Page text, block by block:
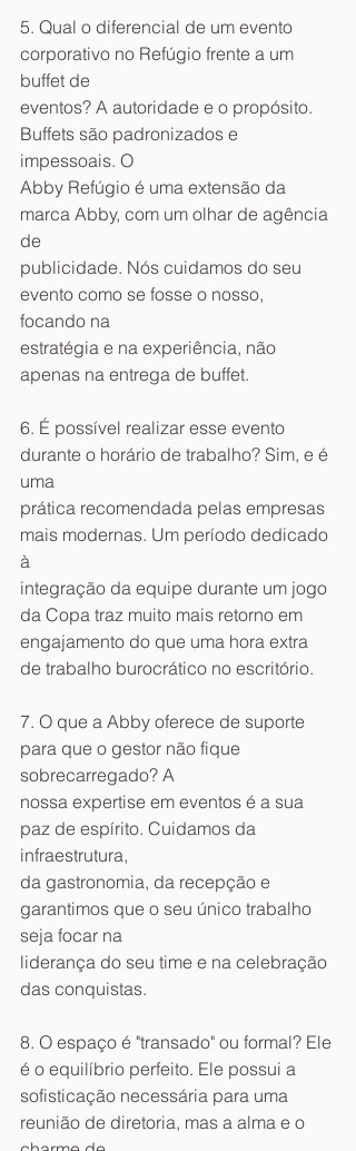
5. Qual o diferencial de um evento
corporativo no Refúgio frente a um
buffet de
eventos? A autoridade e o propósito.
Buffets são padronizados e
impessoais. O
Abby Refúgio é uma extensão da
marca Abby, com um olhar de agência
de
publicidade. Nós cuidamos do seu
evento como se fosse o nosso,
focando na
estratégia e na experiência, não
apenas na entrega de buffet.
6. É possível realizar esse evento
durante o horário de trabalho? Sim, e é
uma
prática recomendada pelas empresas
mais modernas. Um período dedicado
à
integração da equipe durante um jogo
da Copa traz muito mais retorno em
engajamento do que uma hora extra
de trabalho burocrático no escritório.
7. O que a Abby oferece de suporte
para que o gestor não fique
sobrecarregado? A
nossa expertise em eventos é a sua
paz de espírito. Cuidamos da
infraestrutura,
da gastronomia, da recepção e
garantimos que o seu único trabalho
seja focar na
liderança do seu time e na celebração
das conquistas.
8. O espaço é "transado" ou formal? Ele
é o equilíbrio perfeito. Ele possui a
sofisticação necessária para uma
reunião de diretoria, mas a alma e o